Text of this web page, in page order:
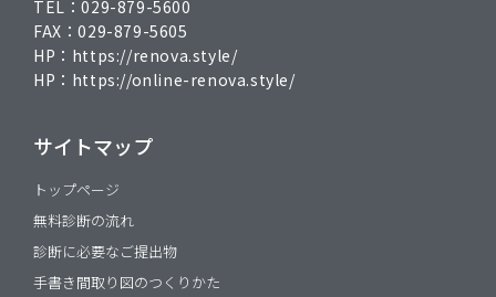
TEL：029-879-5600
FAX：029-879-5605
HP： https://renova.style/
HP： https://online-renova.style/
サイトマップ
トップページ
無料診断の流れ
診断に必要なご提出物
手書き間取り図のつくりかた